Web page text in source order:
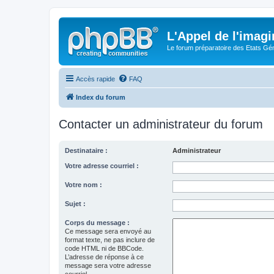
L'Appel de
Le forum préparatoire des Etats
Accès rapide FAQ
Index du forum
Contacter un administrateur du forum
Destinataire : Administrateur
Votre adresse courriel :
Votre nom :
Sujet :
Corps du message :
Ce message sera envoyé au
format texte, ne pas inclure de
code HTML ni de BBCode.
L’adresse de réponse à ce
message sera votre adresse